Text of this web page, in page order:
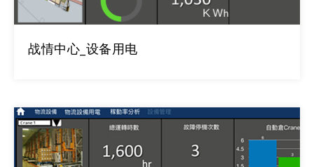
战情中心_设备用电